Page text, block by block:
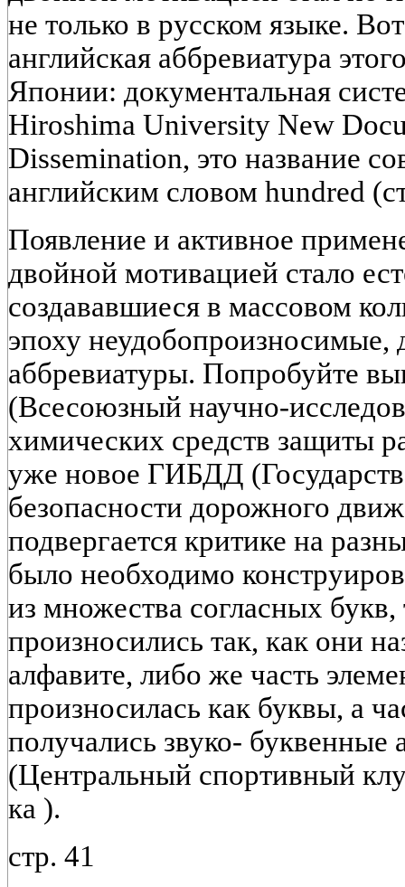
не только в русском языке.
английская аббревиатура
Японии: документальная
Hiroshima University New
Dissemination, это название
английским словом hundred
Появление и активное
двойной мотивацией стало
создававшиеся в массовом
эпоху
аббревиатуры. Попробуйте
(Всесоюзный научно-
химических средств защиты
уже новое ГИБДД
безопасности дорожного
подвергается критике на
было необходимо
из множества согласных
произносились так, как они
алфавите, либо же часть
произносилась как буквы, а
получались звуко-
(Центральный спортивный
ка ).
стр. 41